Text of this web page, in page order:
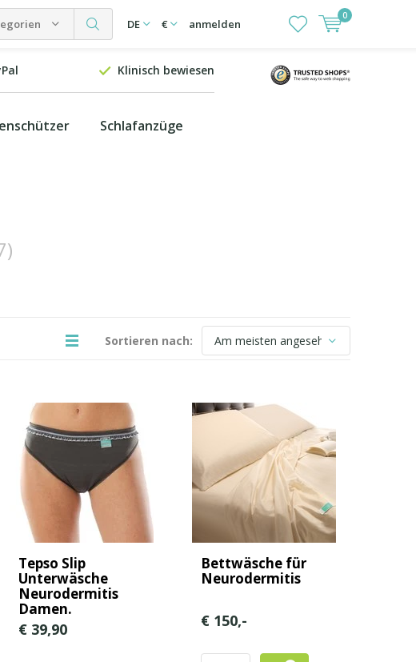
DE € anmelden
0
Klinisch bewiesen
Schlafanzüge
Sortieren nach:
Tepso Slip
Unterwäsche
Neurodermitis
Damen.
€ 39,90
Bettwäsche für
Neurodermitis
€ 150,-